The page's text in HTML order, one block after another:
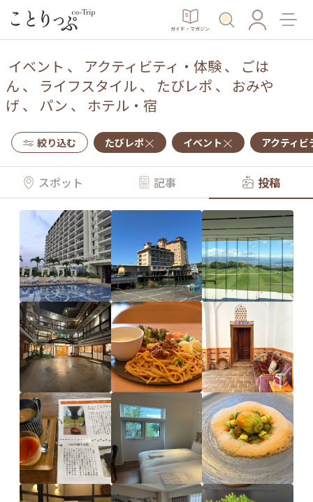
ガイド・マガジン
イベント 、 アクティビティ・体験、
ごは
ん 、 ライフスタイル、 たびレポ 、 おみや
げ 、 パン 、 ホテル・宿
絞り込む たびレポ イベント アクティビ
スポット 記事 投稿